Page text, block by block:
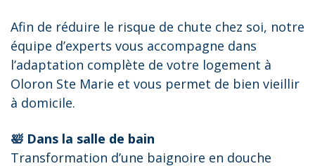
Afin de réduire le risque de chute chez soi, notre
équipe d’experts vous accompagne dans
l’adaptation complète de votre logement à
Oloron Ste Marie et vous permet de bien vieillir
à domicile.
🛀 Dans la salle de bain
Transformation d’une baignoire en douche